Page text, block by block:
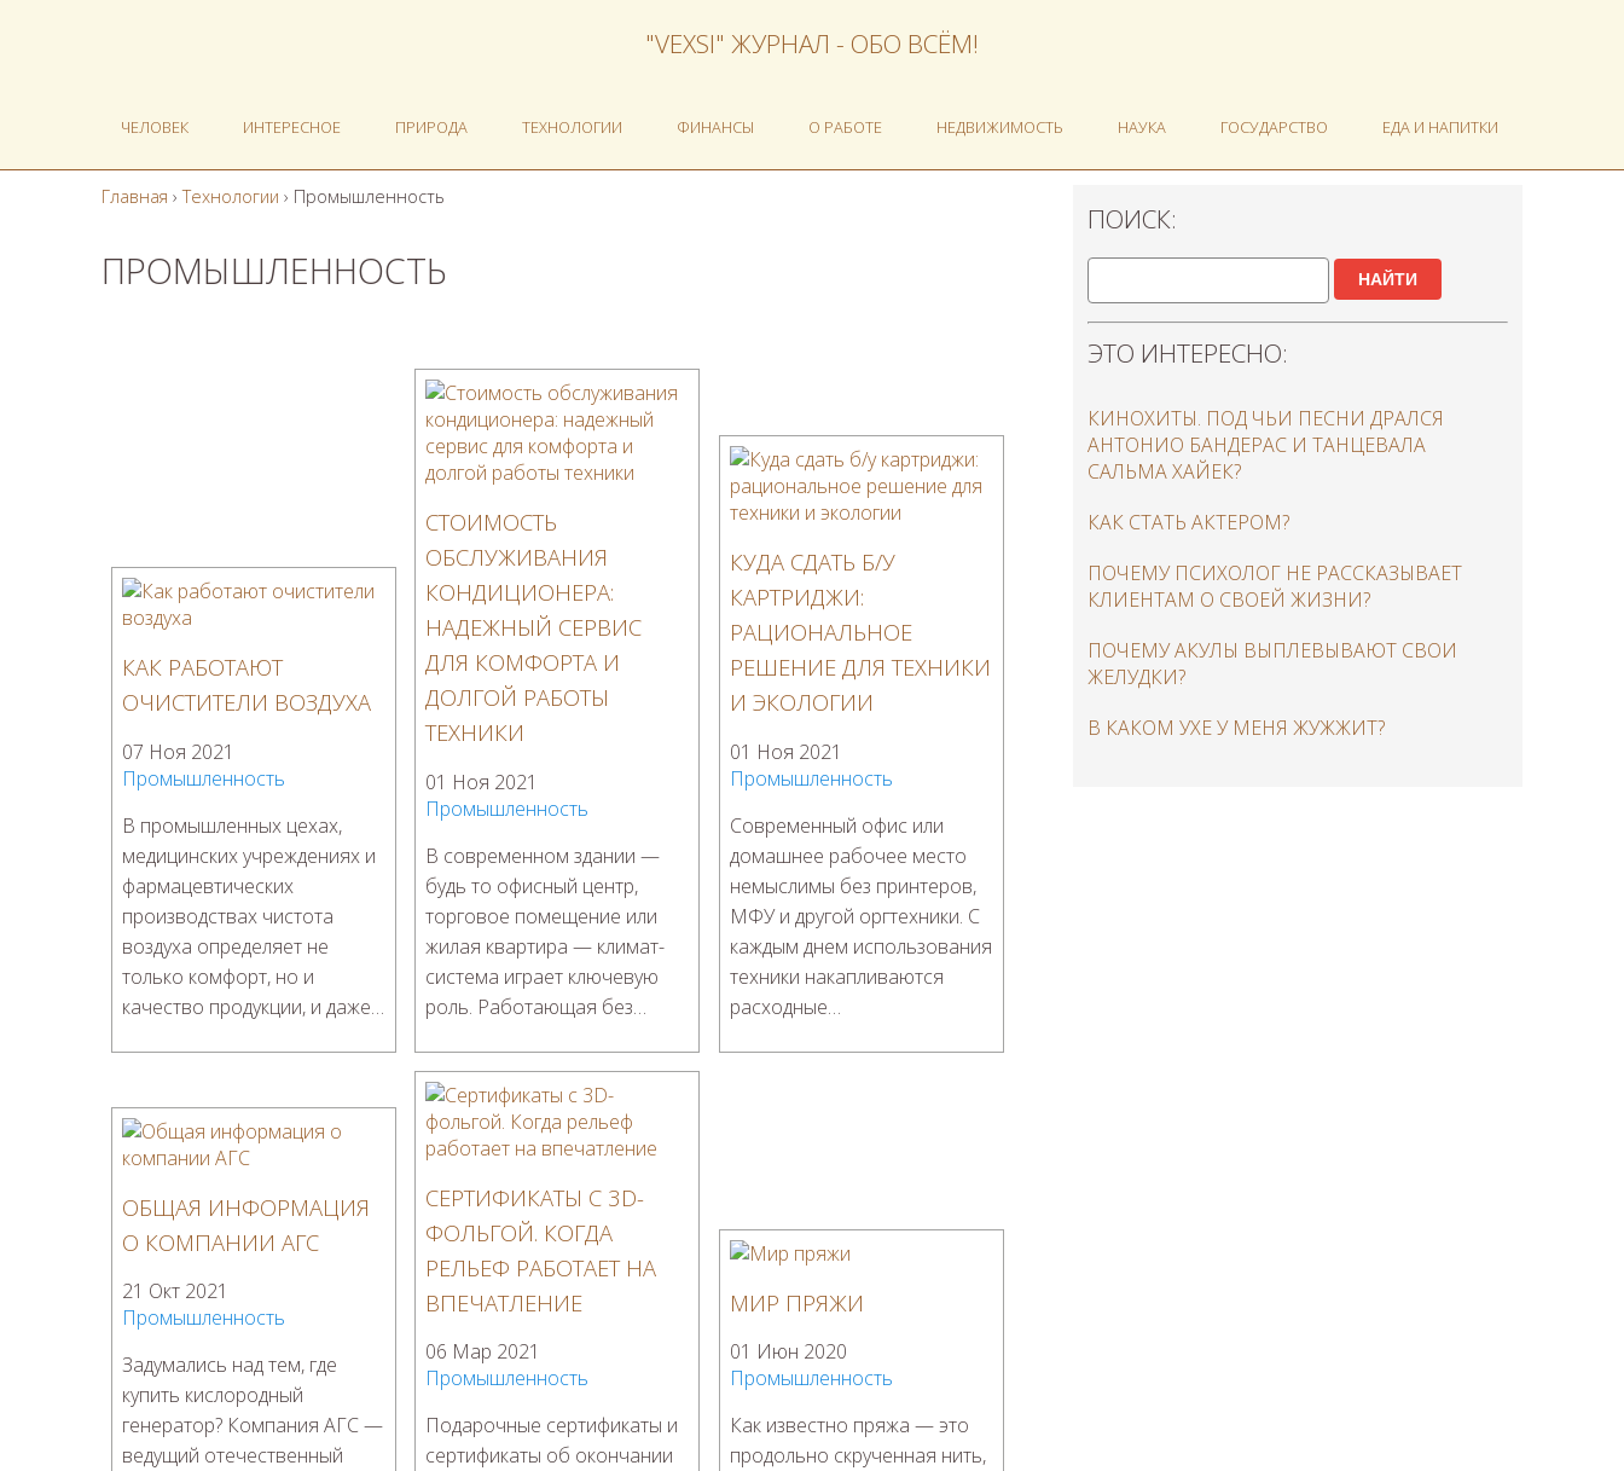
"VEXSI" ЖУРНАЛ - ОБО ВСЁМ!
ЧЕЛОВЕК ИНТЕРЕСНОЕ ПРИРОДА ТЕХНОЛОГИИ ФИНАНСЫ О РАБОТЕ НЕДВИЖИМОСТЬ НАУКА ГОСУДАРСТВО ЕДА И НАПИТКИ
Главная ›Технологии › Промышленность
ПРОМЫШЛЕННОСТЬ
КАК РАБОТАЮТ
ОЧИСТИТЕЛИ ВОЗДУХА
07 Ноя 2021
Промышленность
В промышленных цехах,
медицинских учреждениях и
фармацевтических
производствах чистота
воздуха определяет не
только комфорт, но и
качество продукции, и даже…
СТОИМОСТЬ
ОБСЛУЖИВАНИЯ
КОНДИЦИОНЕРА:
НАДЕЖНЫЙ СЕРВИС
ДЛЯ КОМФОРТА И
ДОЛГОЙ РАБОТЫ
ТЕХНИКИ
01 Ноя 2021
Промышленность
В современном здании —
будь то офисный центр,
торговое помещение или
жилая квартира — климат-
система играет ключевую
роль. Работающая без…
КУДА СДАТЬ Б/У
КАРТРИДЖИ:
РАЦИОНАЛЬНОЕ
РЕШЕНИЕ ДЛЯ ТЕХНИКИ
И ЭКОЛОГИИ
01 Ноя 2021
Промышленность
Современный офис или
домашнее рабочее место
немыслимы без принтеров,
МФУ и другой оргтехники. С
каждым днем использования
техники накапливаются
расходные…
ОБЩАЯ ИНФОРМАЦИЯ
О КОМПАНИИ АГС
21 Окт 2021
Промышленность
Задумались над тем, где
купить кислородный
генератор? Компания АГС —
ведущий отечественный
СЕРТИФИКАТЫ С 3D-
ФОЛЬГОЙ. КОГДА
РЕЛЬЕФ РАБОТАЕТ НА
ВПЕЧАТЛЕНИЕ
06 Мар 2021
Промышленность
Подарочные сертификаты и
сертификаты об окончании
МИР ПРЯЖИ
01 Июн 2020
Промышленность
Как известно пряжа — это
продольно скрученная нить,
ПОИСК:
НАЙТИ
ЭТО ИНТЕРЕСНО:
КИНОХИТЫ. ПОД ЧЬИ ПЕСНИ ДРАЛСЯ
АНТОНИО БАНДЕРАС И ТАНЦЕВАЛА
САЛЬМА ХАЙЕК?
КАК СТАТЬ АКТЕРОМ?
ПОЧЕМУ ПСИХОЛОГ НЕ РАССКАЗЫВАЕТ
КЛИЕНТАМ О СВОЕЙ ЖИЗНИ?
ПОЧЕМУ АКУЛЫ ВЫПЛЕВЫВАЮТ СВОИ
ЖЕЛУДКИ?
В КАКОМ УХЕ У МЕНЯ ЖУЖЖИТ?